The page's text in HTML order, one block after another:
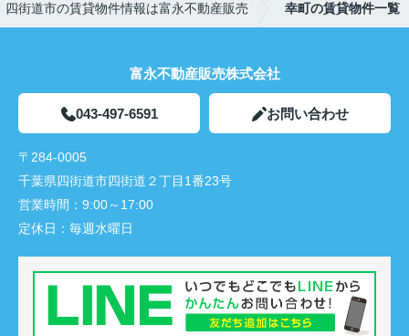
四街道市の賃貸物件情報は富永不動産販売 幸町の賃貸物件一覧
富永不動産販売株式会社
043-497-6591 お問い合わせ
〒284-0005
千葉県四街道市四街道２丁目1番23号
営業時間： 9:00～17:00
定休日： 毎週水曜日